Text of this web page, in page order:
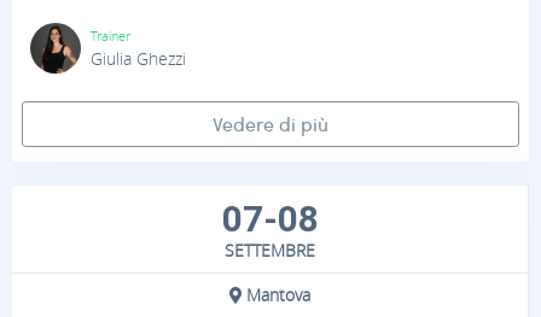
Trainer
Giulia Ghezzi
Vedere di più
07-08
SETTEMBRE
Mantova